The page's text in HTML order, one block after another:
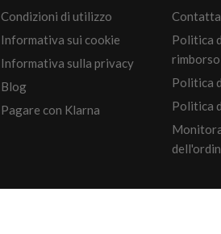
Condizioni di utilizzo
Informativa sui cookie
Informativa sulla privacy
Blog
Pagare con Klarna
Politica
rimborso
Politica
Politica